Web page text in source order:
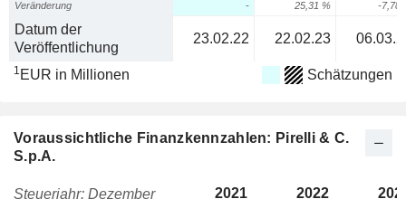
Veränderung - 25,31 % -7,78
Datum der
Veröffentlichung
23.02.22 22.02.23
1 EUR in Millionen Schätzungen
Voraussichtliche Finanzkennzahlen: Pirelli & C.
S.p.A.
Steuerjahr: Dezember 2021 2022